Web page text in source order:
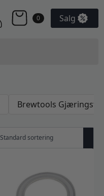
0 Salg
Brewtools